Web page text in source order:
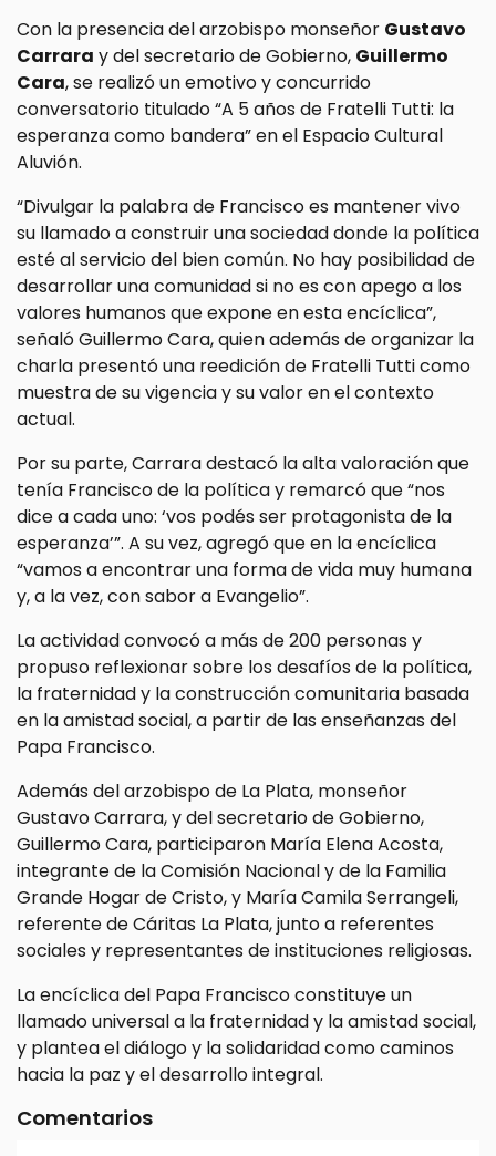
Con la presencia del arzobispo monseñor Gustavo
Carrara y del secretario de Gobierno, Guillermo
Cara, se realizó un emotivo y concurrido
conversatorio titulado “A 5 años de Fratelli Tutti: la
esperanza como bandera” en el Espacio Cultural
Aluvión.
“Divulgar la palabra de Francisco es mantener vivo
su llamado a construir una sociedad donde la política
esté al servicio del bien común. No hay posibilidad de
desarrollar una comunidad si no es con apego a los
valores humanos que expone en esta encíclica”,
señaló Guillermo Cara, quien además de organizar la
charla presentó una reedición de Fratelli Tutti como
muestra de su vigencia y su valor en el contexto
actual.
Por su parte, Carrara destacó la alta valoración que
tenía Francisco de la política y remarcó que “nos
dice a cada uno: ‘vos podés ser protagonista de la
esperanza’”. A su vez, agregó que en la encíclica
“vamos a encontrar una forma de vida muy humana
y, a la vez, con sabor a Evangelio”.
La actividad convocó a más de 200 personas y
propuso reflexionar sobre los desafíos de la política,
la fraternidad y la construcción comunitaria basada
en la amistad social, a partir de las enseñanzas del
Papa Francisco.
Además del arzobispo de La Plata, monseñor
Gustavo Carrara, y del secretario de Gobierno,
Guillermo Cara, participaron María Elena Acosta,
integrante de la Comisión Nacional y de la Familia
Grande Hogar de Cristo, y María Camila Serrangeli,
referente de Cáritas La Plata, junto a referentes
sociales y representantes de instituciones religiosas.
La encíclica del Papa Francisco constituye un
llamado universal a la fraternidad y la amistad social,
y plantea el diálogo y la solidaridad como caminos
hacia la paz y el desarrollo integral.
Comentarios